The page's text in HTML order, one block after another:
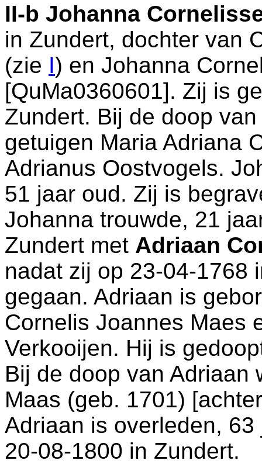
II-b Johanna
in Zundert, dochter van
(zie I) en Johanna
[QuMa0360601]. Zij is
Zundert. Bij de doop
getuigen Maria Adriana
Adrianus Oostvogels.
51 jaar oud. Zij is
Johanna trouwde, 21
Zundert met Adriaan
nadat zij op 23-04-1768
gegaan. Adriaan is
Cornelis Joannes Maes
Verkooijen. Hij is
Bij de doop van
Maas (geb. 1701)
Adriaan is overleden,
20-08-1800 in Zundert.